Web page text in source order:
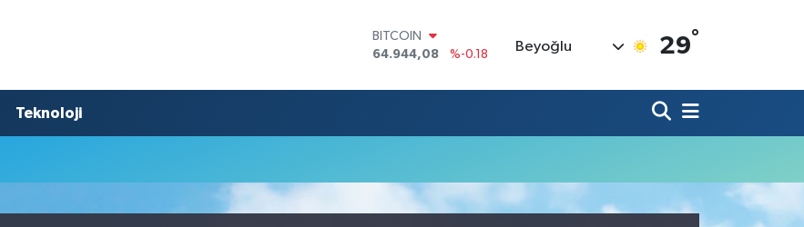
BITCOIN
64.944,08
%-0.18
47,7436
%0.18
GRAM ALTIN
6660.55
%0.03
BİST100
Beyoğlu 29°
Teknoloji